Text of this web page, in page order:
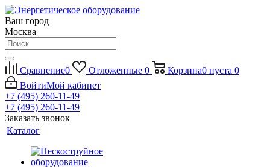
Ваш город
Москва
Сравнение0 Отложенные 0 Корзина0 пуста 0
ВойтиМой кабинет
+7 (495) 260-11-49
+7 (495) 260-11-49
Заказать звонок
Каталог